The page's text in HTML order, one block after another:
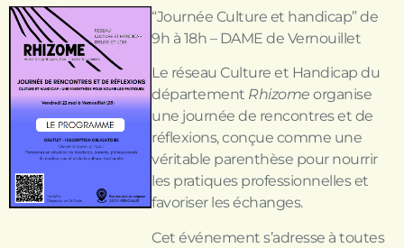
“Journée Culture et handicap” de
9h à 18h – DAME de Vernouillet
Le réseau Culture et Handicap du
département Rhizome organise
une journée de rencontres et de
réflexions, conçue comme une
véritable parenthèse pour nourrir
les pratiques professionnelles et
favoriser les échanges.
Cet événement s’adresse à toutes